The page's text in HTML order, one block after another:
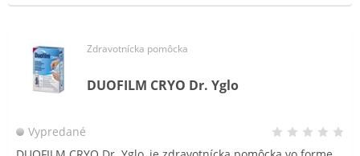
Zdravotnícka pomôcka
DUOFILM CRYO Dr. Yglo
Vypredané